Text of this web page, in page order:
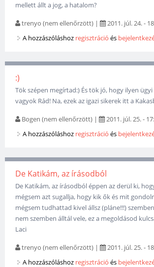
mellett állt a jog, a hatalom?
trenyo (nem ellenőrzött) | 2011. júl. 24. -
A hozzászóláshoz regisztráció és
:)
Tök szépen megírtad:) És tök jó, hogy ilyen ügyi
vagyok Rád! Na, ezek az igazi sikerek itt a
Bogen (nem ellenőrzött) | 2011. júl. 25. -
A hozzászóláshoz regisztráció és
De Katikám, az írásodból
De Katikám, az írásodból éppen az derül ki,
mégsem azt sugallja, hogy kik ők és mit
mégsem tudhattad kivel állsz (pláne!!!)
nem szemben álltál vele, ez a megoldásod
Laci
trenyo (nem ellenőrzött) | 2011. júl. 25. -
A hozzászóláshoz regisztráció és